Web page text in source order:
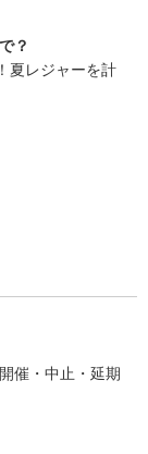
？
夏レジャーを計
催・中止・延期